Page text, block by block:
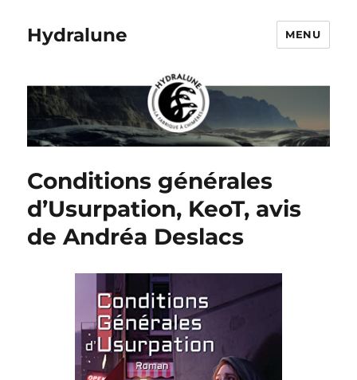
Hydralune MENU
Conditions générales
d’Usurpation, KeoT, avis
de Andréa Deslacs